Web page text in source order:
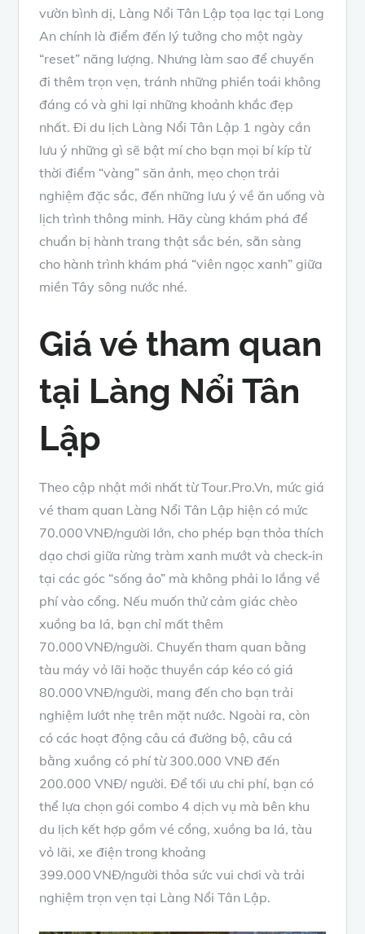
vườn bình dị, Làng Nổi Tân Lập tọa lạc tại Long
An chính là điểm đến lý tưởng cho một ngày
“reset” năng lượng. Nhưng làm sao để chuyến
đi thêm trọn vẹn, tránh những phiền toái không
đáng có và ghi lại những khoảnh khắc đẹp
nhất. Đi du lịch Làng Nổi Tân Lập 1 ngày cần
lưu ý những gì sẽ bật mí cho bạn mọi bí kíp từ
thời điểm “vàng” săn ảnh, mẹo chọn trải
nghiệm đặc sắc, đến những lưu ý về ăn uống và
lịch trình thông minh. Hãy cùng khám phá để
chuẩn bị hành trang thật sắc bén, sẵn sàng
cho hành trình khám phá “viên ngọc xanh” giữa
miền Tây sông nước nhé.
Giá vé tham quan
tại Làng Nổi Tân
Lập
Theo cập nhật mới nhất từ Tour.Pro.Vn, mức giá
vé tham quan Làng Nổi Tân Lập hiện có mức
70.000 VNĐ/người lớn, cho phép bạn thỏa thích
dạo chơi giữa rừng tràm xanh mướt và check‑in
tại các góc “sống ảo” mà không phải lo lắng về
phí vào cổng. Nếu muốn thử cảm giác chèo
xuồng ba lá, bạn chỉ mất thêm
70.000 VNĐ/người. Chuyến tham quan bằng
tàu máy vỏ lãi hoặc thuyền cáp kéo có giá
80.000 VNĐ/người, mang đến cho bạn trải
nghiệm lướt nhẹ trên mặt nước. Ngoài ra, còn
có các hoạt động câu cá đường bộ, câu cá
bằng xuồng có phí từ 300.000 VNĐ đến
200.000 VNĐ/ người. Để tối ưu chi phí, bạn có
thể lựa chọn gói combo 4 dịch vụ mà bên khu
du lịch kết hợp gồm vé cổng, xuồng ba lá, tàu
vỏ lãi, xe điện trong khoảng
399.000 VNĐ/người thỏa sức vui chơi và trải
nghiệm trọn vẹn tại Làng Nổi Tân Lập.